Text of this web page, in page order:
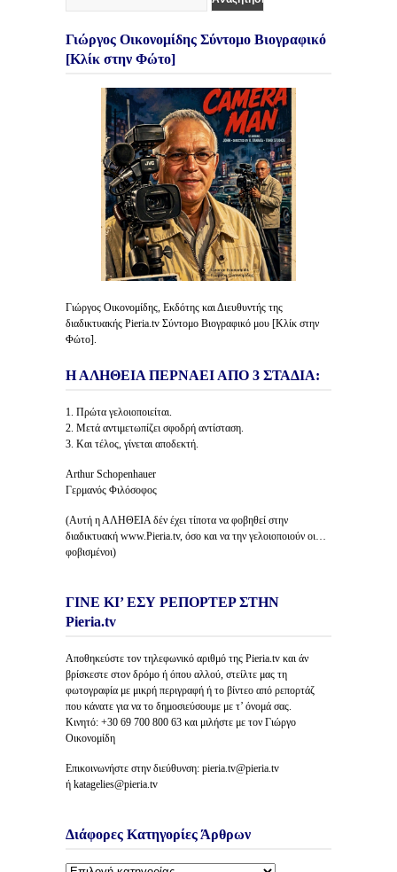
Γιώργος Οικονομίδης Σύντομο Βιογραφικό
[Κλίκ στην Φώτο]
Γιώργος Οικονομίδης, Εκδότης και Διευθυντής της
διαδικτυακής Pieria.tv Σύντομο Βιογραφικό μου [Κλίκ στην
Φώτο].
Η ΑΛΗΘΕΙΑ ΠΕΡΝΑΕΙ ΑΠΟ 3 ΣΤΑΔΙΑ:
1. Πρώτα γελοιοποιείται.
2. Μετά αντιμετωπίζει σφοδρή αντίσταση.
3. Και τέλος, γίνεται αποδεκτή.
Arthur Schopenhauer
Γερμανός Φιλόσοφος
(Αυτή η ΑΛΗΘΕΙΑ δέν έχει τίποτα να φοβηθεί στην
διαδικτυακή www.Pieria.tv, όσο και να την γελοιοποιούν οι…
φοβισμένοι)
ΓΙΝΕ ΚΙ’ ΕΣΥ ΡΕΠΟΡΤΕΡ ΣΤΗΝ
Pieria.tv
Αποθηκεύστε τον τηλεφωνικό αριθμό της Pieria.tv και άν
βρίσκεστε στον δρόμο ή όπου αλλού, στείλτε μας τη
φωτογραφία με μικρή περιγραφή ή το βίντεο από ρεπορτάζ
που κάνατε για να το δημοσιεύσουμε με τ’ όνομά σας.
Κινητό: +30 69 700 800 63 και μιλήστε με τον Γιώργο
Οικονομίδη
Επικοινωνήστε στην διεύθυνση: pieria.tv@pieria.tv
ή katagelies@pieria.tv
Διάφορες Κατηγορίες Άρθρων